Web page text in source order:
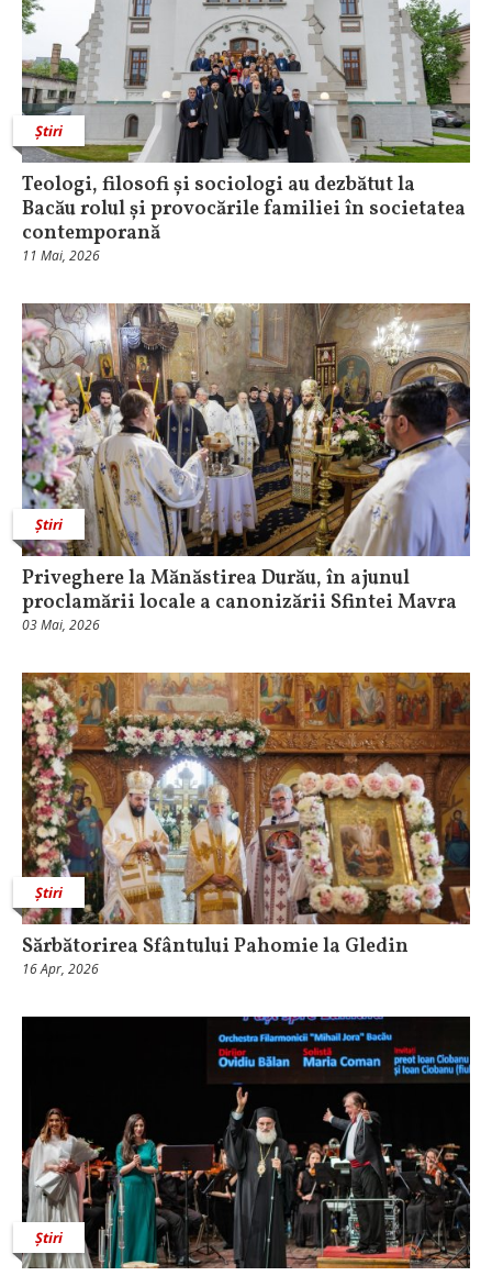
Știri
Teologi, filosofi și sociologi au dezbătut la
Bacău rolul și provocările familiei în societatea
contemporană
11 Mai, 2026
Știri
Priveghere la Mănăstirea Durău, în ajunul
proclamării locale a canonizării Sfintei Mavra
03 Mai, 2026
Știri
Sărbătorirea Sfântului Pahomie la Gledin
16 Apr, 2026
Știri